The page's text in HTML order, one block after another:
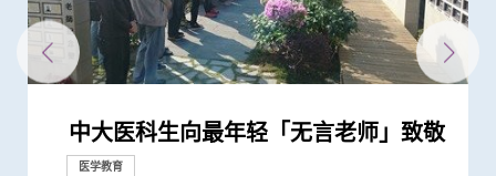
中大医科生向最年轻「无言老师」致敬
医学教育
中大医学院获华永会捐款增置解剖室设
备 加强解剖学及外科医生培训
中大医学院举办首次「无言老师」撒灰
仪式向遗体捐赠者的无私精神致敬